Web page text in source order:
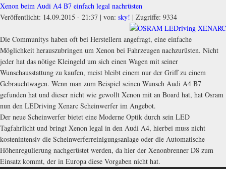
Xenon beim Audi A4 B7 einfach legal nachrüsten
Veröffentlicht: 14.09.2015 - 21:37 | von: sky! | Zugriffe: 9334
Die Communitys haben oft bei Herstellern angefragt, eine einfache
Möglichkeit herauszubringen um Xenon bei Fahrzeugen nachzurüsten. Nicht
jeder hat das nötige Kleingeld um sich einen Wagen mit seiner
Wunschausstattung zu kaufen, meist bleibt einem nur der Griff zu einem
Gebrauchtwagen. Wenn man zum Beispiel seinen Wunsch Audi A4 B7
gefunden hat und dieser nicht wie gewollt Xenon mit an Board hat, hat Osram
nun den LEDriving Xenarc Scheinwerfer im Angebot.
Der neue Scheinwerfer bietet eine Moderne Optik durch sein LED
Tagfahrlicht und bringt Xenon legal in den Audi A4, hierbei muss nicht
kostenintensiv die Scheinwerferreinigungsanlage oder die Automatische
Höhenregulierung nachgerüstet werden, da hier der Xenonbrenner D8 zum
Einsatz kommt, der in Europa diese Vorgaben nicht hat.